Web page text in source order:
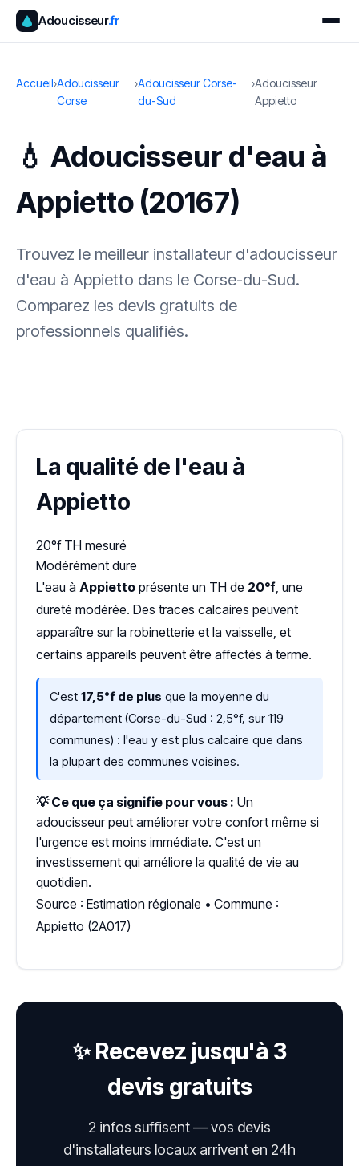
Adoucisseur.fr
Accueil›Adoucisseur
Corse
›Adoucisseur Corse-
du-Sud
›Adoucisseur
Appietto
💧 Adoucisseur d'eau à
Appietto (20167)
Trouvez le meilleur installateur d'adoucisseur
d'eau à Appietto dans le Corse-du-Sud.
Comparez les devis gratuits de
professionnels qualifiés.
La qualité de l'eau à
Appietto
20°f TH mesuré
Modérément dure
L'eau à Appietto présente un TH de 20°f, une
dureté modérée. Des traces calcaires peuvent
apparaître sur la robinetterie et la vaisselle, et
certains appareils peuvent être affectés à terme.
C'est 17,5°f de plus que la moyenne du
département (Corse-du-Sud : 2,5°f, sur 119
communes) : l'eau y est plus calcaire que dans
la plupart des communes voisines.
💡 Ce que ça signifie pour vous : Un
adoucisseur peut améliorer votre confort même si
l'urgence est moins immédiate. C'est un
investissement qui améliore la qualité de vie au
quotidien.
Source : Estimation régionale • Commune :
Appietto (2A017)
✨ Recevez jusqu'à 3
devis gratuits
2 infos suffisent — vos devis
d'installateurs locaux arrivent en 24h